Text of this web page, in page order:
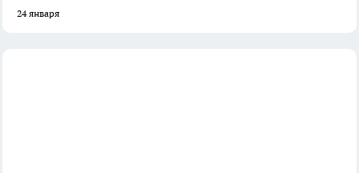
24 января